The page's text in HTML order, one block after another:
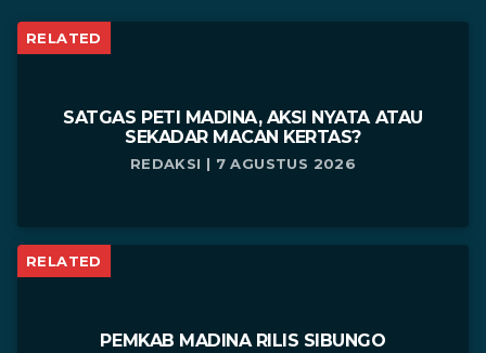
RELATED
SATGAS PETI MADINA, AKSI NYATA ATAU
SEKADAR MACAN KERTAS?
REDAKSI | 7 AGUSTUS 2026
RELATED
PEMKAB MADINA RILIS SIBUNGO